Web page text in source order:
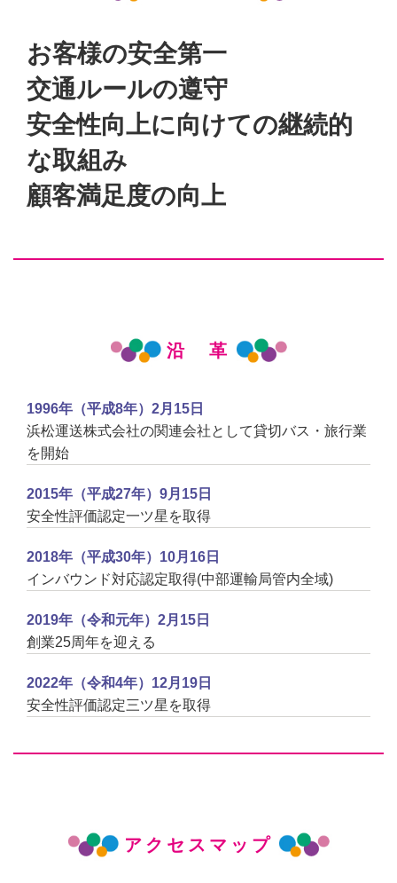
お客様の安全第一
交通ルールの遵守
安全性向上に向けての継続的
な取組み
顧客満足度の向上
沿 革
1996年（平成8年）2月15日
浜松運送株式会社の関連会社として貸切バス・旅行業
を開始
2015年（平成27年）9月15日
安全性評価認定一ツ星を取得
2018年（平成30年）10月16日
インバウンド対応認定取得(中部運輸局管内全域)
2019年（令和元年）2月15日
創業25周年を迎える
2022年（令和4年）12月19日
安全性評価認定三ツ星を取得
アクセスマップ